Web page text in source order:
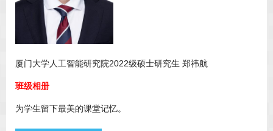
厦门大学人工智能研究院2022级硕士研究生 郑祎航
班级相册
为学生留下最美的课堂记忆。